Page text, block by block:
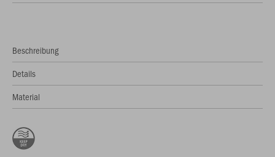
Beschreibung
Details
Material